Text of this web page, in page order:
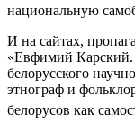
национальную
И на сайтах,
«Евфимий Карский.
белорусского
этнограф и
белорусов как